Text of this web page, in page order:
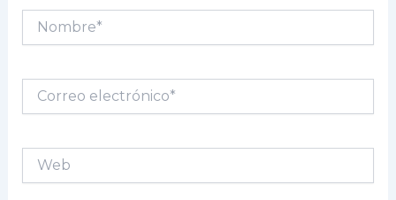
Nombre*
electrónico*